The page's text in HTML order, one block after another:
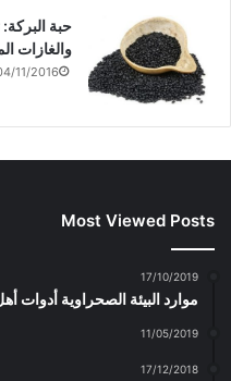
حبة
والغازات
11/2016
Most Viewed Posts
17/10/2019
موارد البيئة الصحراوية أدوات
11/05/2019
17/12/2018